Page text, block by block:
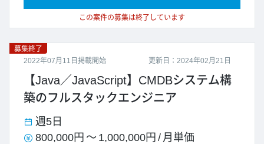
この案件の募集は終了しています
更新日：2024年02月21日
募集終了
2022年07月11日掲載開始
【Java／JavaScript】CMDBシステム構
築のフルスタックエンジニア
週5日
800,000円 ～ 1,000,000円 / 月単価